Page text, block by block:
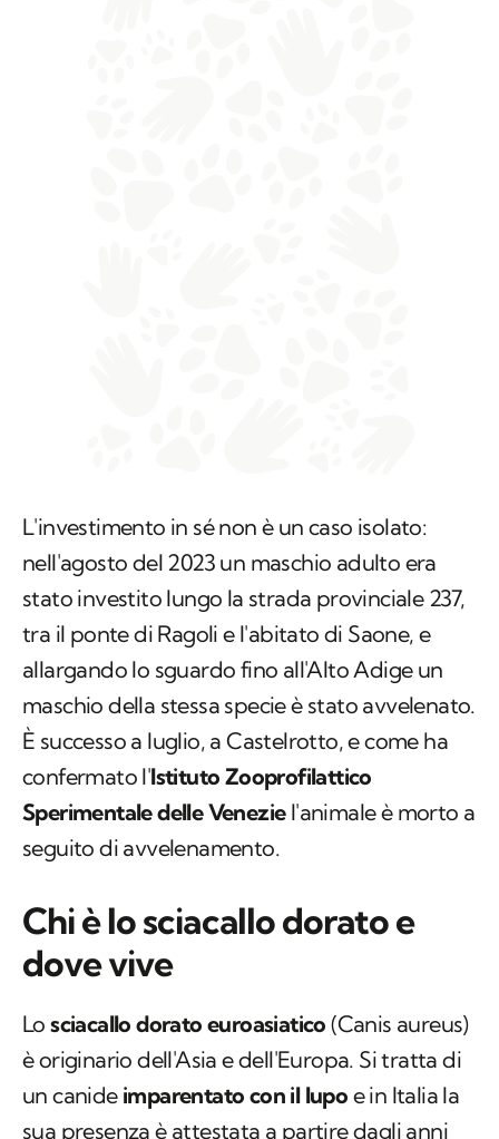
L'investimento in sé non è un caso isolato:
nell'agosto del 2023 un maschio adulto era
stato investito lungo la strada provinciale 237,
tra il ponte di Ragoli e l'abitato di Saone, e
allargando lo sguardo fino all'Alto Adige un
maschio della stessa specie è stato avvelenato.
È successo a luglio, a Castelrotto, e come ha
confermato l'Istituto Zooprofilattico
Sperimentale delle Veneziel'animale è morto a
seguito di avvelenamento.
Chi è lo sciacallo dorato e
dove vive
Losciacallo dorato euroasiatico (Canis aureus)
è originario dell'Asia e dell'Europa. Si tratta di
un canide imparentato con il lupo e in Italia la
sua presenza è attestata a partire dagli anni